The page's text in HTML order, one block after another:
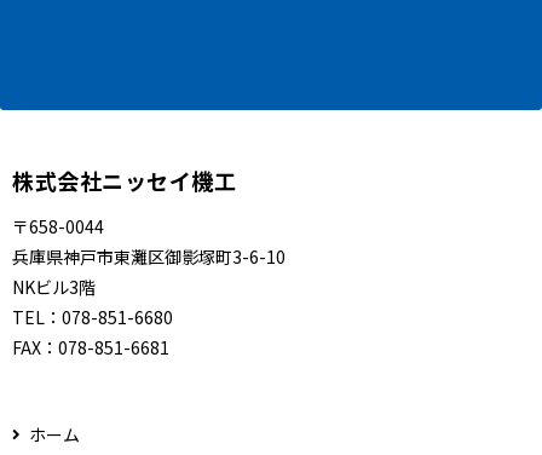
株式会社ニッセイ機工
〒658-0044
兵庫県神戸市東灘区御影塚町3-6-10
NKビル3階
TEL： 078-851-6680
FAX： 078-851-6681
ホーム